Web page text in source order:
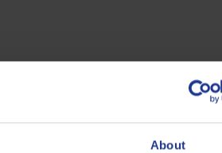
About
и разработки